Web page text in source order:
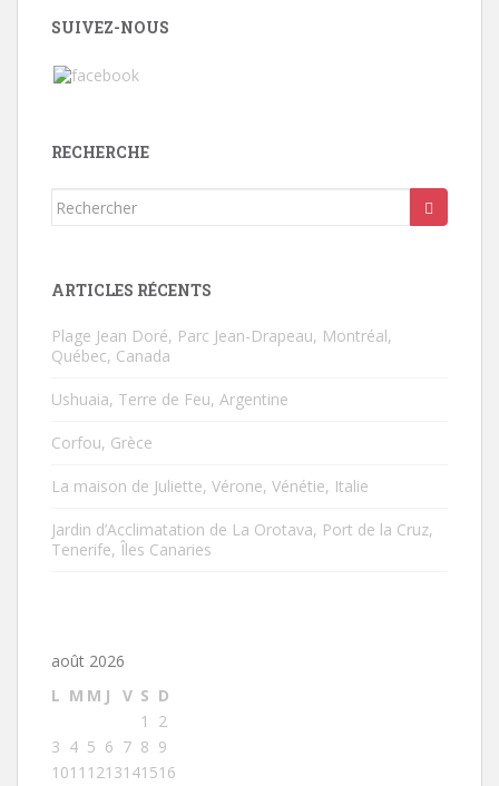
SUIVEZ-NOUS
RECHERCHE
Rechercher...
ARTICLES RÉCENTS
Plage Jean Doré, Parc Jean-Drapeau, Montréal,
Québec, Canada
Ushuaia, Terre de Feu, Argentine
Corfou, Grèce
La maison de Juliette, Vérone, Vénétie, Italie
Jardin d’Acclimatation de La Orotava, Port de la Cruz,
Tenerife, Îles Canaries
août 2026
L M M J V S D
1
2
3 4 5 6 7 8 9
1011 1213141516